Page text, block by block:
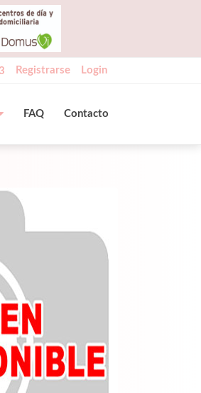
Registrarse Login
FAQ Contacto